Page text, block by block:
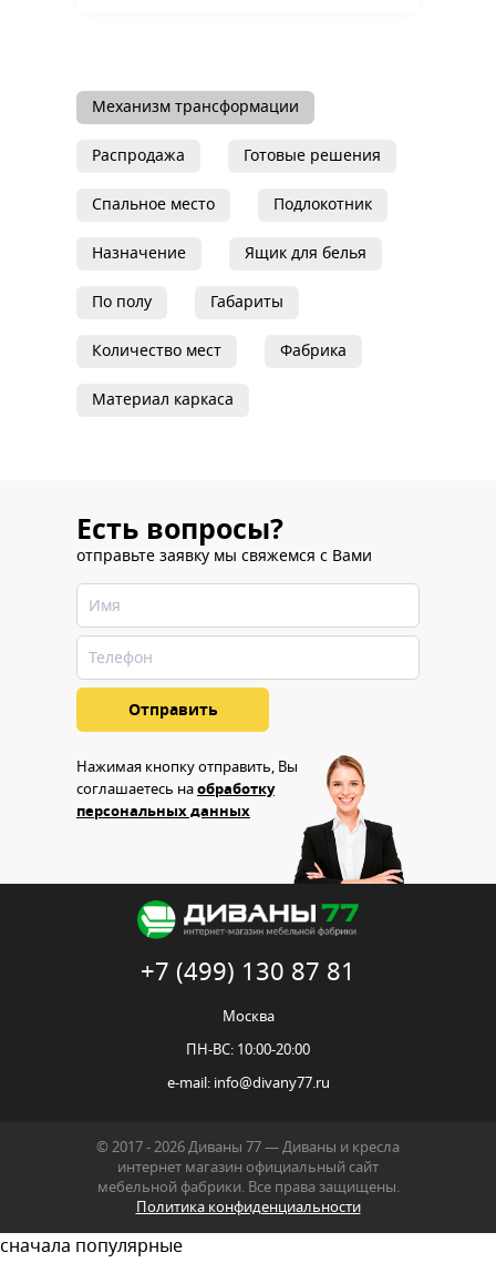
Механизм трансформации
Распродажа Готовые решения
Спальное место Подлокотник
Назначение Ящик для белья
По полу Габариты
Количество мест Фабрика
Материал каркаса
Есть вопросы?
отправьте заявку мы свяжемся с Вами
Нажимая кнопку отправить, Вы
соглашаетесь наобработку
персональных данных
+7 (499) 130 87 81
Москва
ПН-ВС: 10:00-20:00
e-mail: info@divany77.ru
© 2017 - 2026 Диваны 77 — Диваны и кресла
интернет магазин официальный сайт
мебельной фабрики. Все права защищены.
Политика конфиденциальности